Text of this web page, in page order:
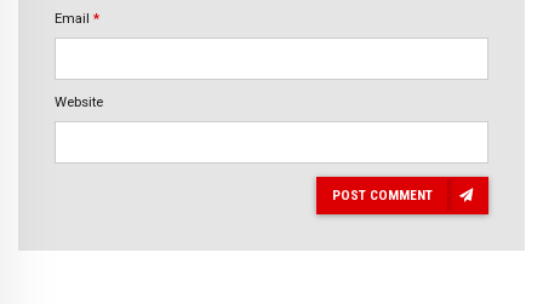
Email *
Website
POST COMMENT